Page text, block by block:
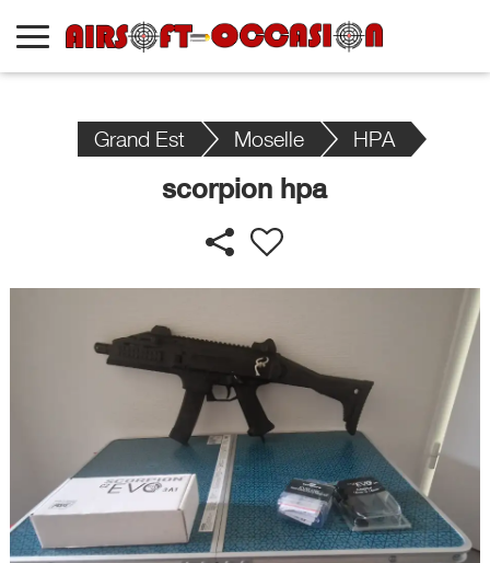
Grand Est Moselle HPA
scorpion hpa